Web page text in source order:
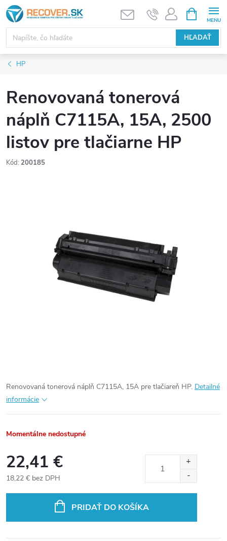
Prejsť
na
obsah
HĽADAŤ
KOŠÍK
HP
Renovovaná tonerová
náplň C7115A, 15A, 2500
listov pre tlačiarne HP
Kód: 200185
Renovovaná tonerová náplň C7115A, 15A pre tlačiareň HP. Detailné
informácie
Momentálne nedostupné
22,41 €
18,22 € bez DPH
PRIDAŤ DO KOŠÍKA